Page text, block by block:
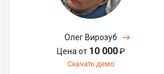
Олег Вирозуб
Цена от 10 000₽
Скачать демо